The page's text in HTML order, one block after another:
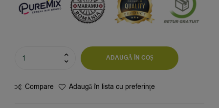
ADAUGĂ ÎN COȘ
Compare Adaugă în lista cu preferințe